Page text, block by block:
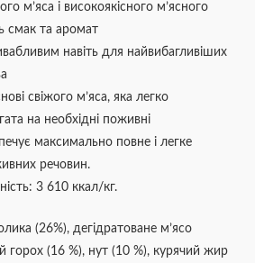
м’яса і високоякісного м’ясного
смак та аромат
навіть для найвибагливіших
свіжого м’яса, яка легко
на необхідні поживні
максимально повне і легке
речовин.
3 610 ккал/кг.
(26%), дегідратоване м’ясо
горох (16 %), нут (10 %), курячий жир